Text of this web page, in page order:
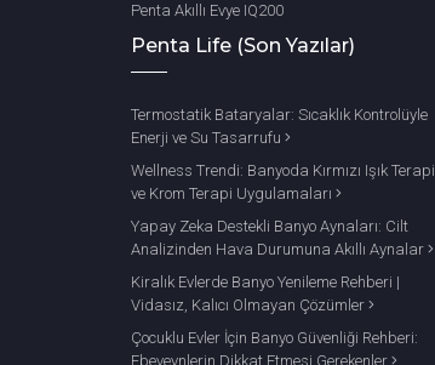
Penta Akıllı Evye IQ200
Penta Life (Son Yazılar)
Termostatik Bataryalar: Sıcaklık Kontrolüyle
Enerji ve Su Tasarrufu
Wellness Trendi: Banyoda Kırmızı Işık
ve Krom Terapi Uygulamaları
Yapay Zeka Destekli Banyo Aynaları: Cilt
Analizinden Hava Durumuna Akıllı Aynalar
Kiralık Evlerde Banyo Yenileme Rehberi |
Vidasız, Kalıcı Olmayan Çözümler
Çocuklu Evler İçin Banyo Güvenliği Rehberi:
Ebeveynlerin Dikkat Etmesi Gerekenler